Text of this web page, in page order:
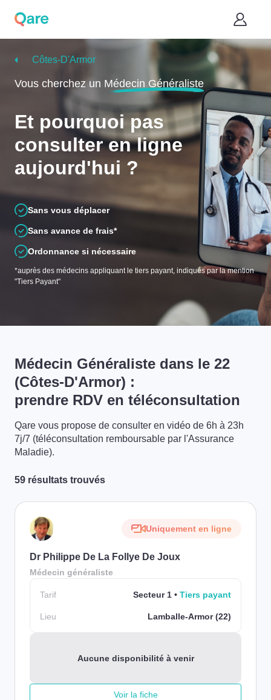
Côtes-D'Armor
Vous cherchez un Médecin Généraliste
Et pourquoi pas
consulter en ligne
aujourd'hui ?
Sans vous déplacer
Sans avance de frais*
Ordonnance si nécessaire
*auprès des médecins appliquant le tiers payant, indiqués par la mention
"Tiers Payant"
Médecin Généraliste dans le 22
(Côtes-D'Armor) :
prendre RDV en téléconsultation
Qare vous propose de consulter en vidéo de 6h à 23h
7j/7 (téléconsultation remboursable par l'Assurance
Maladie).
59 résultats trouvés
Uniquement en ligne
Dr Philippe De La Follye De Joux
Médecin généraliste
Tarif Secteur 1 Tiers payant
Lieu Lamballe-Armor (22)
Aucune disponibilité à venir
Voir la fiche